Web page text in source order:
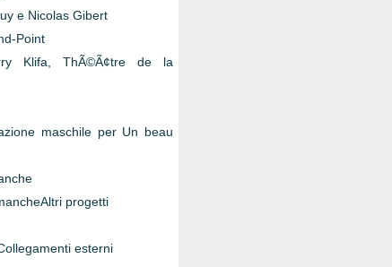
e Nicolas Gibert
Point
Klifa, ThÃ©Ã¢tre de la
maschile per Un beau
progetti
esterni